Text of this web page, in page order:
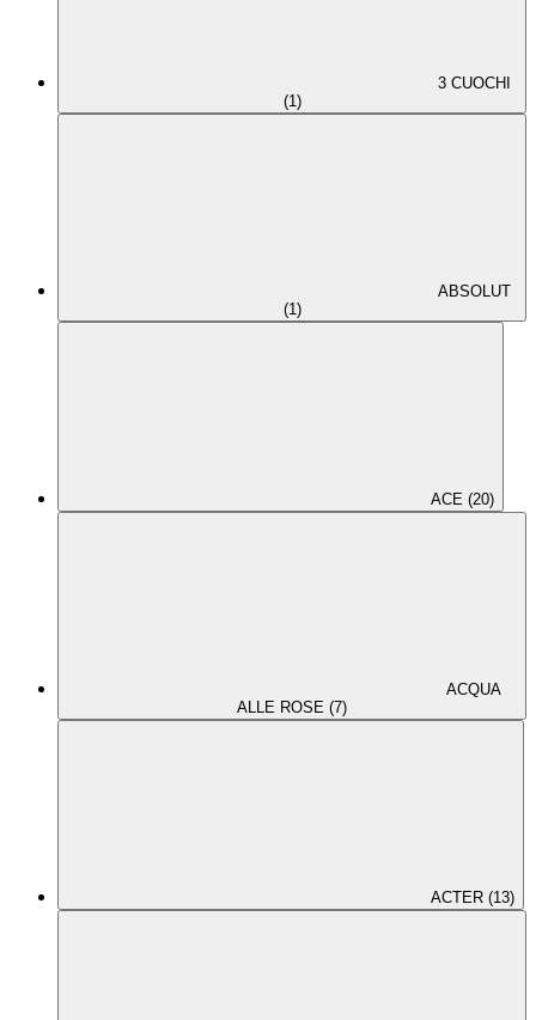
3 CUOCHI
(1)
ABSOLUT
(1)
ACE (20)
ACQUA
ALLE ROSE (7)
ACTER (13)